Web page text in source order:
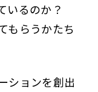
いるのか？
もらうかたち
ションを創出